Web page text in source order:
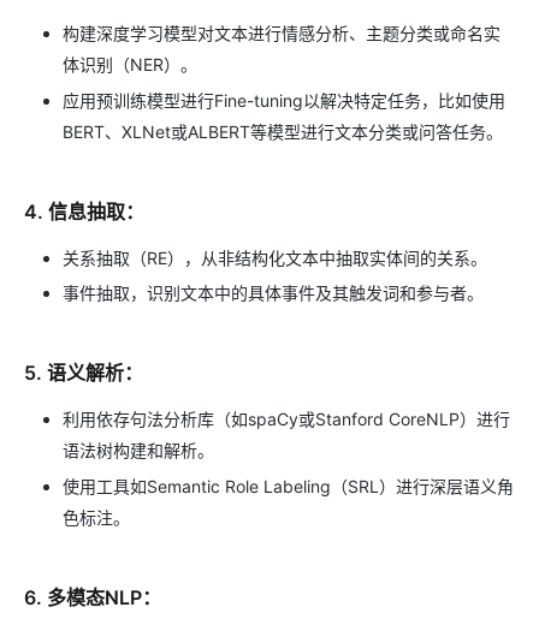
构建深度学习模型对文本进行情感分析、主题分类或命名实
体识别（NER）。
应用预训练模型进行Fine-tuning以解决特定任务，比如使用
BERT、XLNet或ALBERT等模型进行文本分类或问答任务。
4. 信息抽取：
关系抽取（RE），从非结构化文本中抽取实体间的关系。
事件抽取，识别文本中的具体事件及其触发词和参与者。
5. 语义解析：
利用依存句法分析库（如spaCy或Stanford CoreNLP）进行
语法树构建和解析。
使用工具如Semantic Role Labeling（SRL）进行深层语义角
色标注。
6. 多模态NLP：